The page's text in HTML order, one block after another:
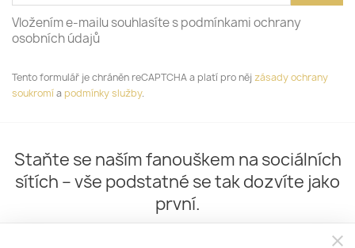
Vložením e-mailu souhlasíte s podmínkami ochrany
osobních údajů
Tento formulář je chráněn reCAPTCHA a platí pro něj zásady ochrany
soukromía podmínky služby.
Staňte se naším fanouškem na sociálních
sítích – vše podstatné se tak dozvíte jako
první.
close